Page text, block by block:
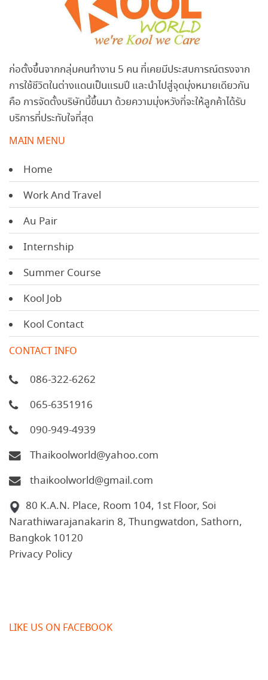
ก่อตั้งขึ้นจากกลุ่มคนทำงาน 5 คน ที่เคยมีประสบการณ์ตรงจาก
การใช้ชีวิตในต่างแดนเป็นแรมปี และนำไปสู่จุดมุ่งหมายเดียวกัน
คือ การจัดตั้งบริษัทนี้ขึ้นมา ด้วยความมุ่งหวังที่จะให้ลูกค้าได้รับ
บริการที่ประทับใจที่สุด
MAIN MENU
Home
Work And Travel
Au Pair
Internship
Summer Course
Kool Job
Kool Contact
CONTACT INFO
086-322-6262
065-6351916
090-949-4939
Thaikoolworld@yahoo.com
thaikoolworld@gmail.com
80 K.A.N. Place, Room 104, 1st Floor, Soi
Narathiwarajanakarin 8, Thungwatdon, Sathorn,
Bangkok 10120
Privacy Policy
LIKE US ON FACEBOOK